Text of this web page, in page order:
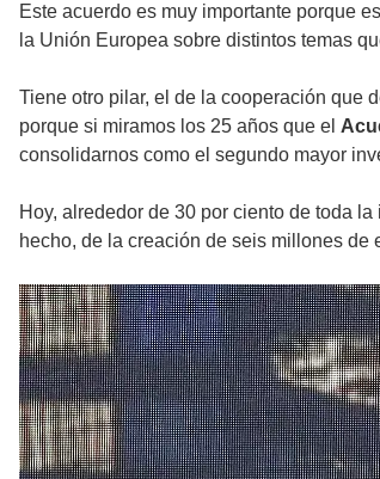
Este acuerdo es muy importante porque
la Unión Europea sobre distintos temas
Tiene otro pilar, el de la cooperación que
porque si miramos los 25 años que el
consolidarnos como el segundo mayor
Hoy, alrededor de 30 por ciento de toda
hecho, de la creación de seis millones de